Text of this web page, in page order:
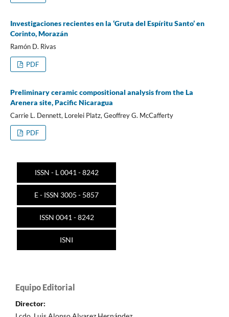
Investigaciones recientes en la ‘Gruta del Espíritu Santo’ en
Corinto, Morazán
Ramón D. Rivas
PDF
Preliminary ceramic compositional analysis from the La
Arenera site, Pacific Nicaragua
Carrie L. Dennett, Lorelei Platz, Geoffrey G. McCafferty
PDF
ISSN - L 0041 - 8242
E - ISSN 3005 - 5857
ISSN 0041 - 8242
ISNI
Equipo Editorial
Director: